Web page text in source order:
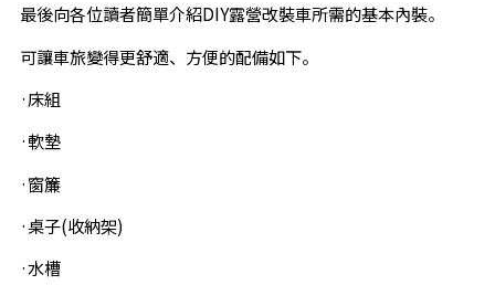
最後向各位讀者簡單介紹DIY露營改裝車所需的基本內裝。
可讓車旅變得更舒適、方便的配備如下。
·床組
·軟墊
·窗簾
·桌子(收納架)
·水槽